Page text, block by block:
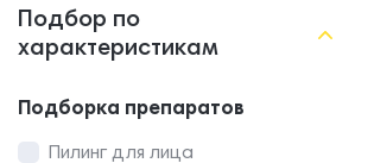
Подбор по
характеристикам
Подборка препаратов
Пилинг для лица